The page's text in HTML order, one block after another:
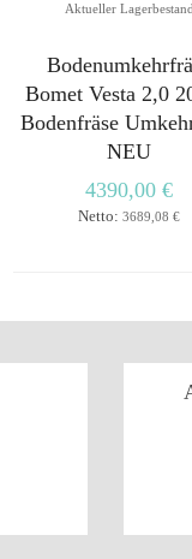
Aktueller Lagerbestand
Bomet Vesta 2,0
Bodenfräse
NEU
4390,00 €
Netto:3689,08 €